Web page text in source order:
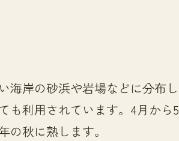
海岸の砂浜や岩場などに分布し
も利用されています。4月から5
秋に熟します。